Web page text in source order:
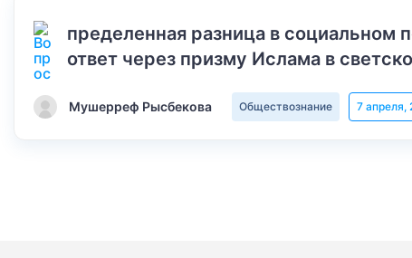
пределенная разница в социальном
ответ через призму Ислама в
Мушерреф Рысбекова Обществознание 7 апреля,